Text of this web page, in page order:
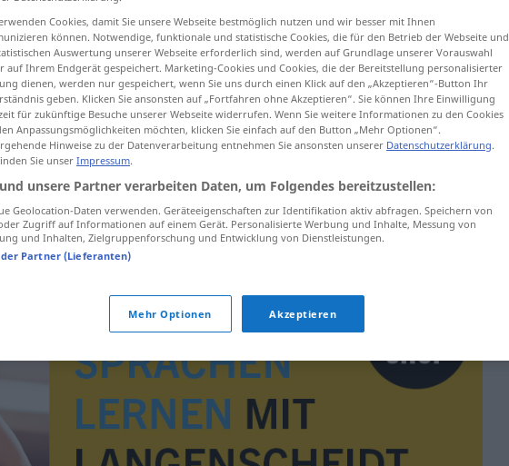
antippen)
Cookies, damit Sie unsere Webseite bestmöglich nutzen und wir besser mit Ihnen
können. Notwendige, funktionale und statistische Cookies, die für den Betrieb der Webseite und
Auswertung unserer Webseite erforderlich sind, werden auf Grundlage unserer Vorauswahl
auf Ihrem Endgerät gespeichert. Marketing-Cookies und Cookies, die der Bereitstellung personalisierter
dienen, werden nur gespeichert, wenn Sie uns durch einen Klick auf den „Akzeptieren“-Button Ihr
geben. Klicken Sie ansonsten auf „Fortfahren ohne Akzeptieren“. Sie können Ihre Einwilligung
für zukünftige Besuche unserer Webseite widerrufen. Wenn Sie weitere Informationen zu den Cookies
Anpassungsmöglichkeiten möchten, klicken Sie einfach auf den Button „Mehr Optionen“.
Hinweise zu der Datenverarbeitung entnehmen Sie ansonsten unserer Datenschutzerklärung.
Sie unser Impressum.
unsere Partner verarbeiten Daten, um Folgendes bereitzustellen:
Geolocation-Daten verwenden. Geräteeigenschaften zur Identifikation aktiv abfragen. Speichern von
Zugriff auf Informationen auf einem Gerät. Personalisierte Werbung und Inhalte, Messung von
und Inhalten, Zielgruppenforschung und Entwicklung von Dienstleistungen.
der Partner (Lieferanten)
Mehr Optionen Akzeptieren